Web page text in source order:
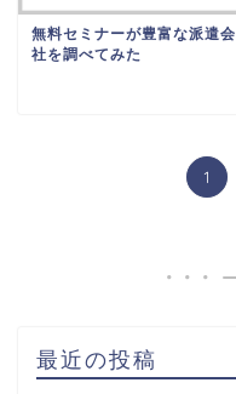
無料セミナーが豊富な派遣会
社を調べてみた
1
最近の投稿